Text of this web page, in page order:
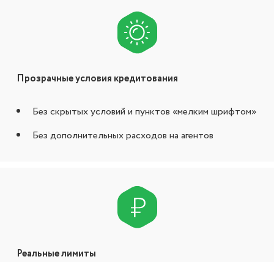
Прозрачные условия кредитования
Без скрытых условий и пунктов «мелким шрифтом»
Без дополнительных расходов на агентов
Реальные лимиты